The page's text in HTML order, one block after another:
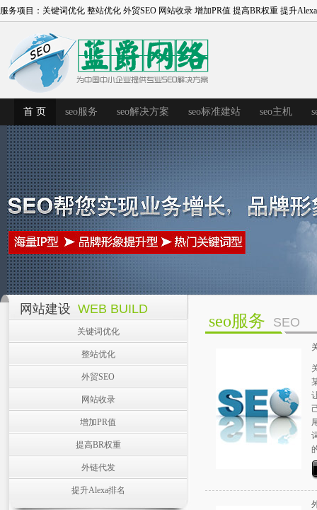
服务项目： 关键词优化 整站优化 外贸SEO 网站收录 增加PR值 提高BR权重 提升
首 页 seo服务 seo解决方案 seo标准建站 seo主机
网站建设 WEB BUILD
关键词优化
整站优化
外贸SEO
网站收录
增加PR值
提高BR权重
外链代发
提升Alexa排名
seo服务 SEO